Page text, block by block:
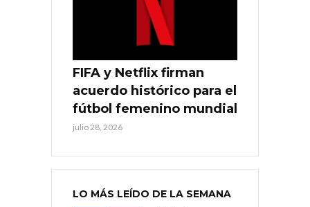
FIFA y Netflix firman
acuerdo histórico para el
fútbol femenino mundial
julio 28, 2026
LO MÁS LEÍDO DE LA SEMANA